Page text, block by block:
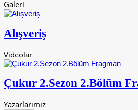
Galeri
Alışveriş
Videolar
Çukur 2.Sezon 2.Bölüm
Yazarlarımız